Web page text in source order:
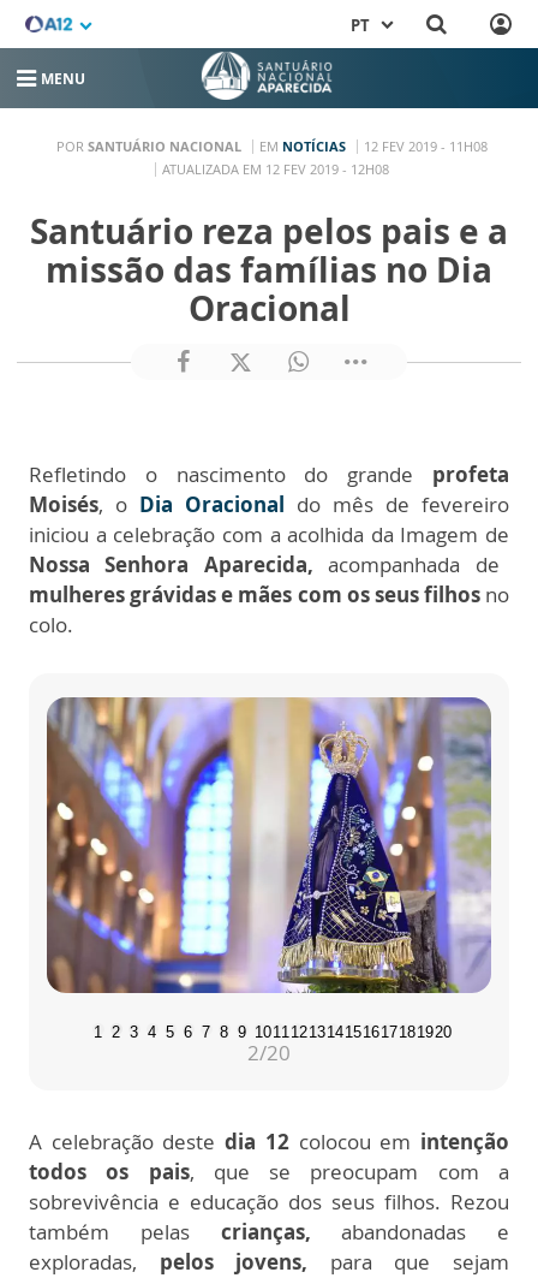
PT
MENU
POR SANTUÁRIO NACIONAL EM NOTÍCIAS
12 FEV 2019 - 11H08
ATUALIZADA EM 12 FEV 2019 - 12H08
Santuário reza pelos pais e a
missão das famílias no Dia
Oracional
Refletindo o nascimento do grande profeta
Moisés, o Dia Oracional do mês de fevereiro
iniciou a celebração com a acolhida da Imagem de
Nossa Senhora Aparecida, acompanhada de
mulheres grávidas e mães com os seus filhosno
colo.
1 2 3 4 5 6 7 8 9 1011121314151617181920
2/20
A celebração destedia 12colocou em intenção
todos os pais, que se preocupam com a
sobrevivência e educação dos seus filhos. Rezou
também pelascrianças, abandonadas e
exploradas, pelos jovens, para que sejam